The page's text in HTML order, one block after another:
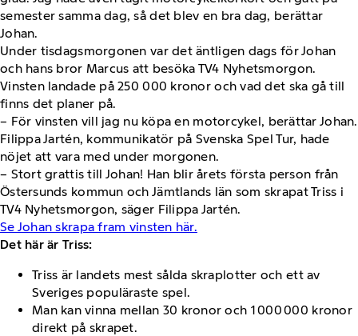
semester samma dag, så det blev en bra dag, berättar
Johan.
Under tisdagsmorgonen var det äntligen dags för Johan
och hans bror Marcus att besöka TV4 Nyhetsmorgon.
Vinsten landade på 250 000 kronor och vad det ska gå till
finns det planer på.
– För vinsten vill jag nu köpa en motorcykel, berättar Johan.
Filippa Jartén, kommunikatör på Svenska Spel Tur, hade
nöjet att vara med under morgonen.
– Stort grattis till Johan! Han blir årets första person från
Östersunds kommun och Jämtlands län som skrapat Triss i
TV4 Nyhetsmorgon, säger Filippa Jartén.
Se Johan skrapa fram vinsten här.
Det här är Triss:
Triss är landets mest sålda skraplotter och ett av
Sveriges populäraste spel.
Man kan vinna mellan 30 kronor och 1 000 000 kronor
direkt på skrapet.